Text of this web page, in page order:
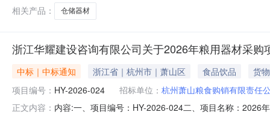
相关产品：
仓储器材
浙江华耀建设咨询有限公司关于2026年粮用器材采购
中标｜中标通知 浙江省｜杭州市｜萧山区 食品饮品
货物
项目编号： HY-2026-024 招标单位： 杭州萧山粮食购销有限责任
正文内容： 内容:一、项目编号：HY-2026-024二、项目名称：2026